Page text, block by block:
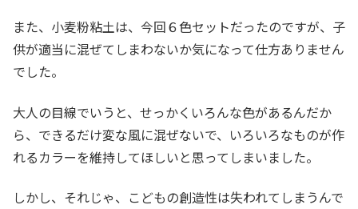
また、小麦粉粘土は、今回６色セットだったのですが、子
供が適当に混ぜてしまわないか気になって仕方ありません
でした。
大人の目線でいうと、せっかくいろんな色があるんだか
ら、できるだけ変な風に混ぜないで、いろいろなものが作
れるカラーを維持してほしいと思ってしまいました。
しかし、それじゃ、こどもの創造性は失われてしまうんで